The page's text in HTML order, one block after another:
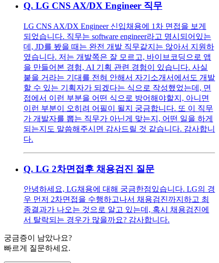
Q. LG CNS AX/DX Engineer 직무
LG CNS AX/DX Engineer 신입채용에 1차 면접을 보게
되었습니다. 직무는 software engineer라고 명시되어있는
데, JD를 봤을 때는 완전 개발 직무같지는 않아서 지원하
였습니다. 저는 개발쪽은 잘 모르고, 바이브코딩으로 앱
을 만들어본 경험, AI 기획 관련 경험이 있습니다. 사실
붙을 거라는 기대를 전혀 안해서 자기소개서에서도 개발
할 수 있는 기획자가 되겠다는 식으로 작성했었는데, 면
접에서 이런 부분을 어떤 식으로 방어해야할지, 아니면
이런 부분이 오히려 어필이 될지 궁금합니다. 또 이 직무
가 개발자를 뽑는 직무가 아닌게 맞는지, 어떤 일을 하게
되는지도 말씀해주시면 감사드릴 것 같습니다. 감사합니
다.
Q. LG 2차면접후 채용검진 질문
안녕하세요, LG채용에 대해 궁금한점있습니다. LG의 경
우 먼저 2차면접을 수행하고나서 채용검진까지하고 최
종결과가 나오는 것으로 알고 있는데, 혹시 채용검진에
서 탈락되는 경우가 많을까요? 감사합니다.
궁금증이 남았나요?
빠르게 질문하세요.